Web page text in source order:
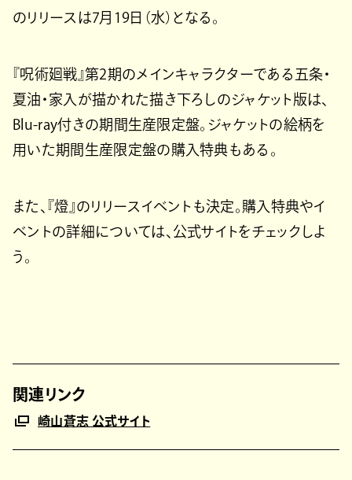
のリリースは7月19日（水）となる。
『呪術廻戦』第2期のメインキャラクターである五条・
夏油・家入が描かれた描き下ろしのジャケット版は、
Blu-ray付きの期間生産限定盤。ジャケットの絵柄を
用いた期間生産限定盤の購入特典もある。
また、『燈』のリリースイベントも決定。購入特典やイ
ベントの詳細については、公式サイトをチェックしよ
う。
関連リンク
崎山蒼志 公式サイト